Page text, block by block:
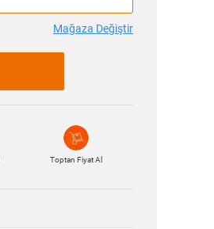
Mağaza Değiştir
Toptan Fiyat Al